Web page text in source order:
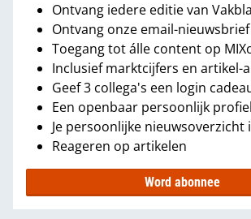
Ontvang iedere editie van
Ontvang onze email-nieuwsbrief
Toegang tot álle content op
Inclusief marktcijfers en artikel-
Geef 3 collega's een login
Een openbaar persoonlijk profiel
Je persoonlijke nieuwsoverzicht
Reageren op artikelen
Word abonnee